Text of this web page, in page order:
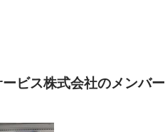
ビス株式会社のメンバー